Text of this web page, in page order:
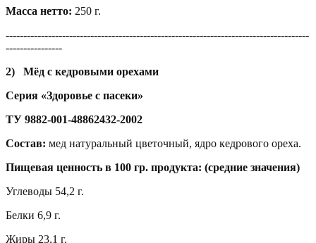
Масса нетто: 250 г.
--------------------------------------------------------------------------------------
----------------
2) Мёд с кедровыми орехами
Серия «Здоровье с пасеки»
ТУ 9882-001-48862432-2002
Состав: мед натуральный цветочный, ядро кедрового ореха.
Пищевая ценность в 100 гр. продукта: (средние значения)
Углеводы 54,2 г.
Белки 6,9 г.
Жиры 23,1 г.